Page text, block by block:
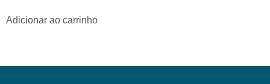
Adicionar ao carrinho